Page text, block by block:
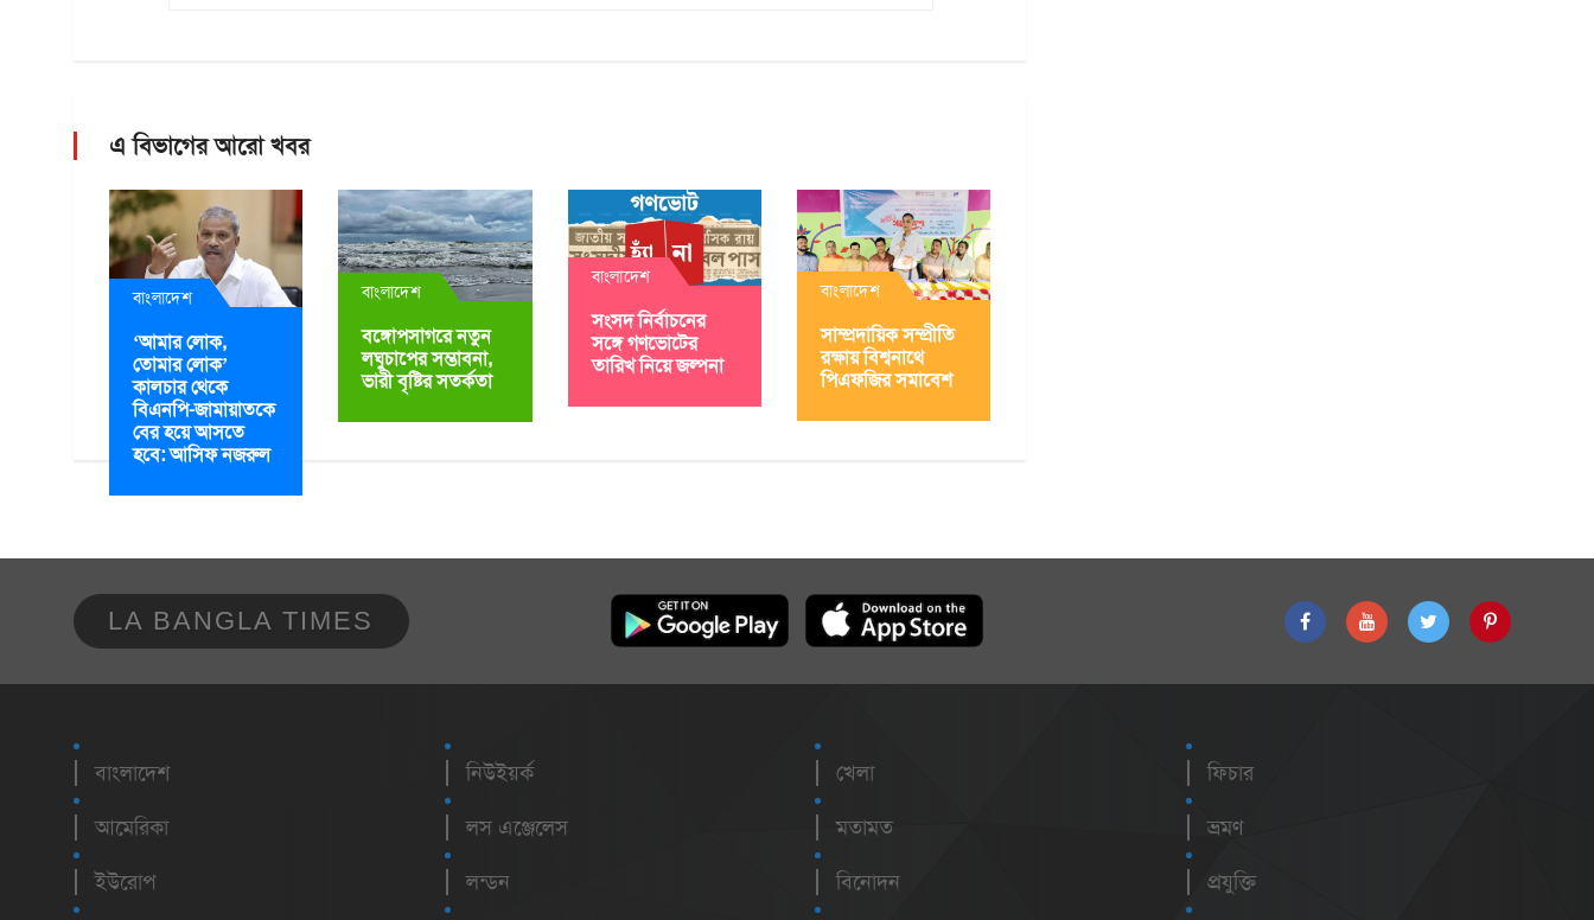
এ বিভাগের আরো খবর
বাংলাদেশ
‘আমার লোক,
তোমার লোক’
কালচার থেকে
বিএনপি-জামায়াতকে
বের হয়ে আসতে
হবে: আসিফ নজরুল
বাংলাদেশ
বঙ্গোপসাগরে নতুন
লঘুচাপের সম্ভাবনা,
ভারী বৃষ্টির সতর্কতা
বাংলাদেশ
সংসদ নির্বাচনের
সঙ্গে গণভোটের
তারিখ নিয়ে জল্পনা
বাংলাদেশ
সাম্প্রদায়িক সম্প্রীতি
রক্ষায় বিশ্বনাথে
পিএফজির সমাবেশ
LA BANGLA TIMES
বাংলাদেশ
আমেরিকা
ইউরোপ
নিউইয়র্ক
লস এঞ্জেলেস
লন্ডন
খেলা
মতামত
বিনোদন
ফিচার
ভ্রমণ
প্রযুক্তি